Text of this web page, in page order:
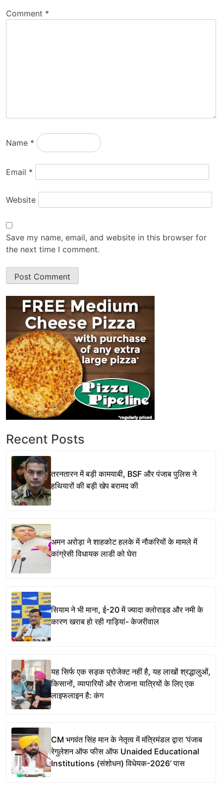
Comment *
Name *
Email *
Website
Save my name, email, and website in this browser for
the next time I comment.
Recent Posts
तरनतारन में बड़ी कामयाबी, BSF और पंजाब पुलिस ने
हथियारों की बड़ी खेप बरामद की
अमन अरोड़ा ने शाहकोट हलके में नौकरियों के मामले में
कांग्रेसी विधायक लाडी को घेरा
सियाम ने भी माना, ई-20 में ज्यादा क्लोराइड और नमी के
कारण खराब हो रही गाड़ियां- केजरीवाल
यह सिर्फ एक सड़क प्रोजेक्ट नहीं है, यह लाखों श्रद्धालुओं,
किसानों, व्यापारियों और रोजाना यात्रियों के लिए एक
लाइफलाइन है: कंग
CM भगवंत सिंह मान के नेतृत्व में मंत्रिमंडल द्वारा ‘पंजाब
रेगुलेशन ऑफ फीस ऑफ Unaided Educational
Institutions (संशोधन) विधेयक-2026’ पास